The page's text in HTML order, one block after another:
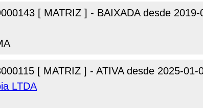
[ MATRIZ ] - BAIXADA desde 2019-
[ MATRIZ ] - ATIVA desde 2025-01-
LTDA